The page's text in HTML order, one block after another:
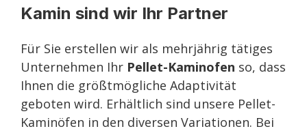
Kamin sind wir Ihr Partner
Für Sie erstellen wir als mehrjährig tätiges
Unternehmen Ihr Pellet-Kaminofen so, dass
Ihnen die größtmögliche Adaptivität
geboten wird. Erhältlich sind unsere Pellet-
Kaminöfen in den diversen Variationen. Bei